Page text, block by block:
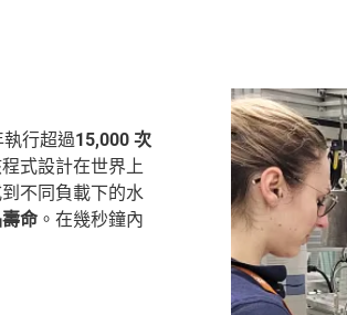
行超過15,000 次
式設計在世界上
不同負載下的水
命 。在幾秒鐘內